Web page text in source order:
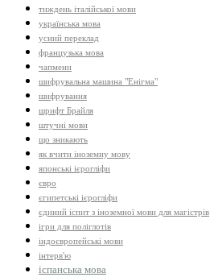
тиждень італійської мови
українська мова
усний переклад
французька мова
чапмени
шифрувальна машина "Енігма"
шифрування
шрифт Брайля
штучні мови
що зникають
як вчити іноземну мову
японські ієрогліфи
євро
єгипетські ієрогліфи
єдиний іспит з іноземної мови для магістрів
ігри для поліглотів
індоєвропейські мови
інтерв'ю
іспанська мова